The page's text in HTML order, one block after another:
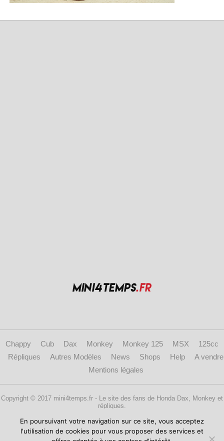
Chappy Cub Dax Monkey Monkey 125 MSX
125cc
Répliques
Autres Modèles News Shops Help
A vendre
Mentions légales
Copyright © 2017 mini4temps.fr - Le site des fans de Honda Dax, Monkey et
répliques.
En poursuivant votre navigation sur ce site, vous acceptez
l'utilisation de cookies pour vous proposer des services et